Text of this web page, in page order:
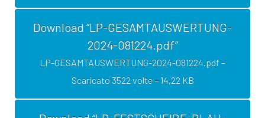
Download “LP-GESAMTAUSWERTUNG-
2024-081224.pdf”
LP-GESAMTAUSWERTUNG-2024-081224.pdf –
Scaricato 3522 volte – 14,22 KB